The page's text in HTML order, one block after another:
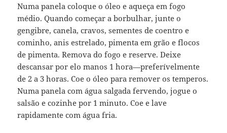
Numa panela coloque o óleo e aqueça em fogo
médio. Quando começar a borbulhar, junte o
gengibre, canela, cravos, sementes de coentro e
cominho, anis estrelado, pimenta em grão e flocos
de pimenta. Remova do fogo e reserve. Deixe
descansar por elo manos 1 hora—preferívelmente
de 2 a 3 horas. Coe o óleo para remover os temperos.
Numa panela com água salgada fervendo, jogue o
salsão e cozinhe por 1 minuto. Coe e lave
rapidamente com água fria.